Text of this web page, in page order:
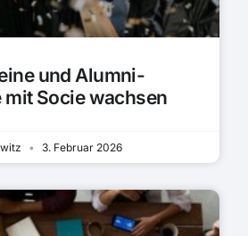
und Alumni-
mit Socie wachsen
3. Februar 2026